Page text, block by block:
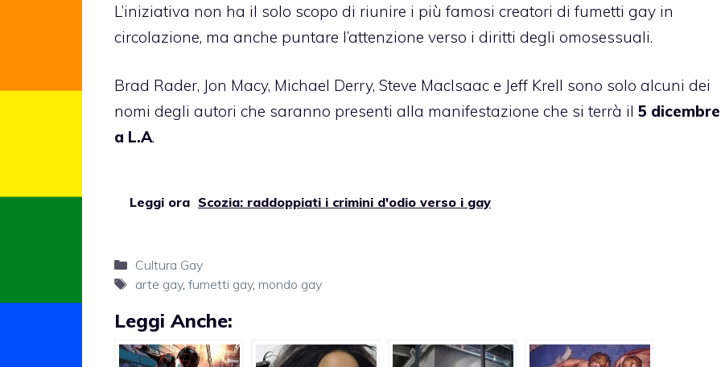
L’iniziativa non ha il solo scopo di riunire i più famosi creatori di fumetti gay in
circolazione, ma anche puntare l’attenzione verso i diritti degli omosessuali.
Brad Rader, Jon Macy, Michael Derry, Steve MacIsaac e Jeff Krell sono solo alcuni dei
nomi degli autori che saranno presenti alla manifestazione che si terrà il 5 dicembre
a L.A.
Leggi ora Scozia: raddoppiati i crimini d'odio verso i gay
Categorie
Cultura Gay
Tag
arte gay, fumetti gay, mondo gay
Leggi Anche: